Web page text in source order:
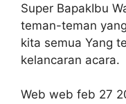
Super BapakIbu
teman-teman
kita semua Yang
kelancaran acara.
Web web feb 27